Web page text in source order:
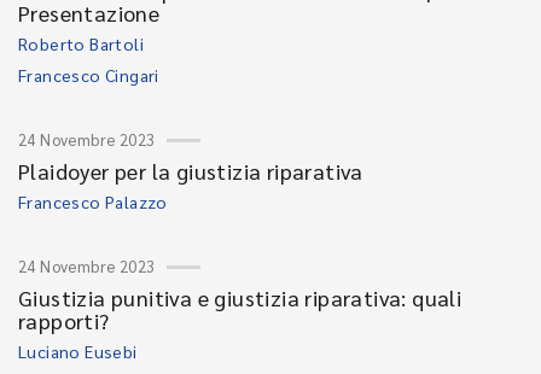
Presentazione
Roberto Bartoli
Francesco Cingari
24 Novembre 2023
Plaidoyer per la giustizia riparativa
Francesco Palazzo
24 Novembre 2023
Giustizia punitiva e giustizia riparativa: quali
rapporti?
Luciano Eusebi